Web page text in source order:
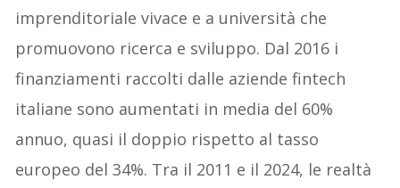
imprenditoriale vivace e a università che
promuovono ricerca e sviluppo. Dal 2016 i
finanziamenti raccolti dalle aziende fintech
italiane sono aumentati in media del 60%
annuo, quasi il doppio rispetto al tasso
europeo del 34%. Tra il 2011 e il 2024, le realtà